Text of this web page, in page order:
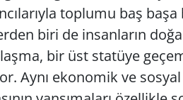
toplumu baş başa
biri de insanların
bir üst statüye
Aynı ekonomik ve